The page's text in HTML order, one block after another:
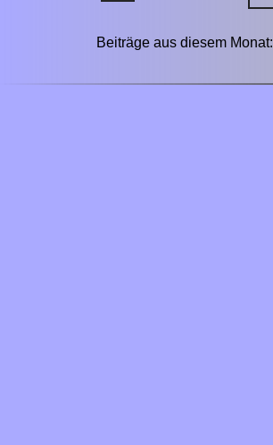
Beiträge aus diesem Monat: